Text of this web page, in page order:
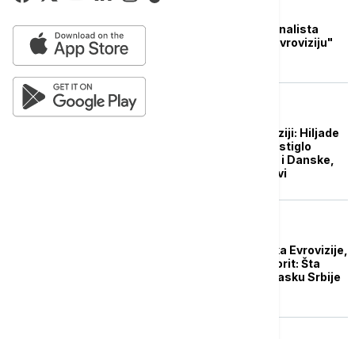
Poznato prvih osam finalista
festivala "Pesma za Evroviziju"
Bezbednost na Evroviziji: Hiljade
policajaca u Malmeu, stiglo
pojačanje iz Norveške i Danske,
svuda kamere i dronovi
Dve nedelje do početka Evrovizije,
Švajcarska glavni favorit: Šta
kažu kladionice o prolasku Srbije